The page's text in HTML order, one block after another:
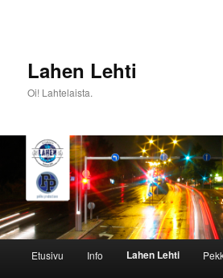
Lahen Lehti
Oi! Lahtelaista.
Etusivu Info Lahen Lehti